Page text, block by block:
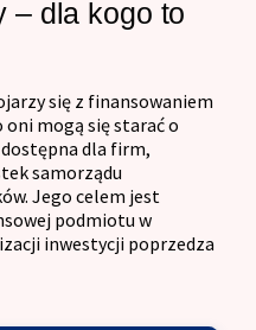
– dla kogo to
się z finansowaniem
mogą się starać o
dla firm,
samorządu
Jego celem jest
podmiotu w
inwestycji poprzedza